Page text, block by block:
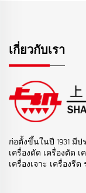
เกี่ยวกับเรา
ก่อตั้งขึ้นในปี 1931 มี
เครื่องดัด เครื่องตัด เ
เครื่องเจาะ เครื่อง